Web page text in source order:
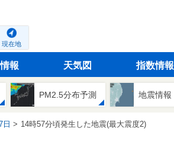
現在地
報 天気図 指数情報
PM2.5分布予測 地震情報
日 14時57分頃発生した地震(最大震度2)